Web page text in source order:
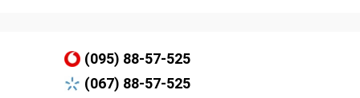
(095) 88-57-525
(067) 88-57-525